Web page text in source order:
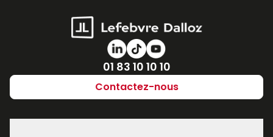
Numéro de téléphone
01 83 10 10 10
Contactez-nous